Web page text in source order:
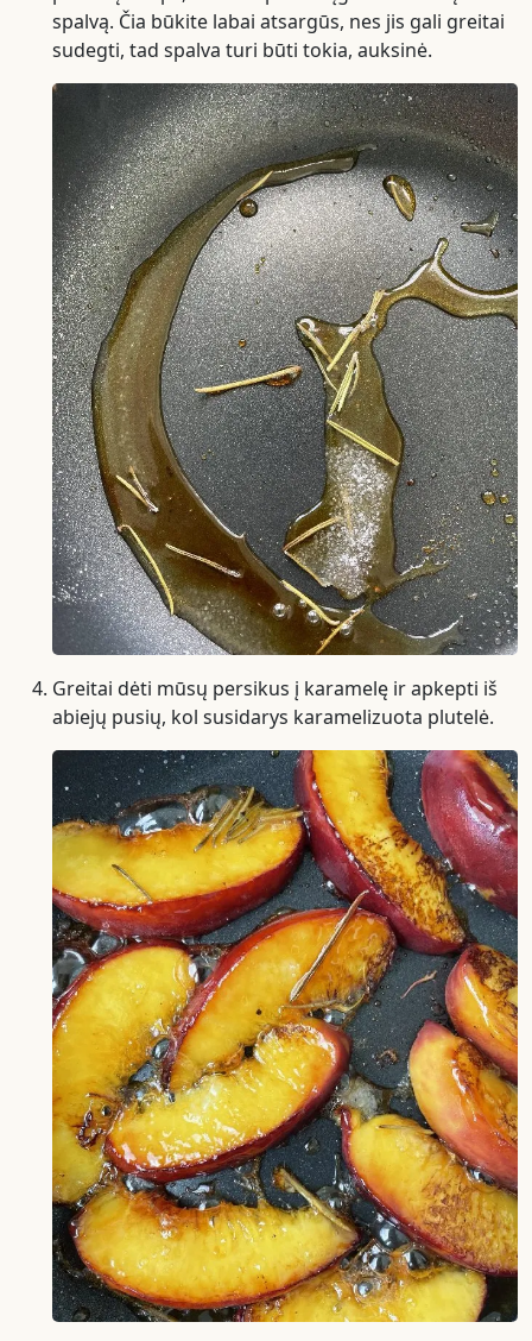
spalvą. Čia būkite labai atsargūs, nes jis gali greitai
sudegti, tad spalva turi būti tokia, auksinė.
Greitai dėti mūsų persikus į karamelę ir apkepti iš
abiejų pusių, kol susidarys karamelizuota plutelė.